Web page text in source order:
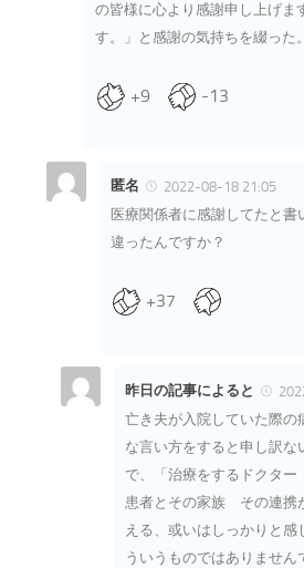
の皆様に心より感謝申し上げま
す。」と感謝の気持ちを綴った。
+9 -13
匿名
2022-08-18 21:05
医療関係者に感謝してたと
違ったんですか？
+37
昨日の記事によると
亡き夫が入院していた際の
な言い方をすると申し訳
で、「治療をするドクタ
患者とその家族 その連携
える、或いはしっかりと
ういうものではありません